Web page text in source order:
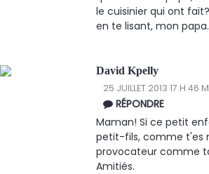
le cuisinier qui ont
en te lisant, mon papa.
David Kpelly
25 JUILLET 2013 17 H 46
RÉPONDRE
Maman! Si ce petit
petit-fils, comme t'es
provocateur comme
Amitiés.